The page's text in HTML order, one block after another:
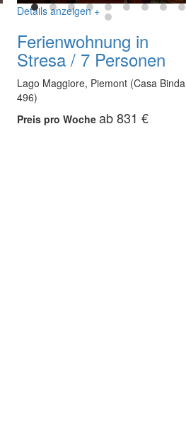
Details anzeigen +
Ferienwohnung in
Stresa / 7 Personen
Lago Maggiore, Piemont (Casa Binda
496)
Preis pro Wocheab 831 €